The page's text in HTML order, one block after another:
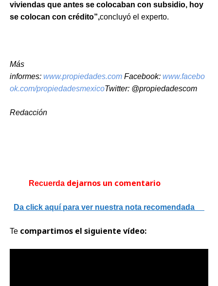
viviendas que antes se colocaban con subsidio, hoy
se colocan con crédito”,concluyó el experto.
Más
informes: www.propiedades.com Facebook: www.facebo
ok.com/propiedadesmexicoTwitter: @propiedadescom
Redacción
Recuerda dejarnos un comentario
Da click aquí para ver nuestra nota recomendada
Te compartimos el siguiente vídeo: